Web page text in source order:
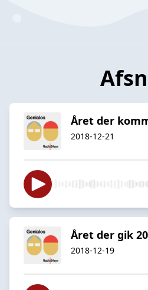
Året der
2018-12-21
Året der gik
2018-12-19